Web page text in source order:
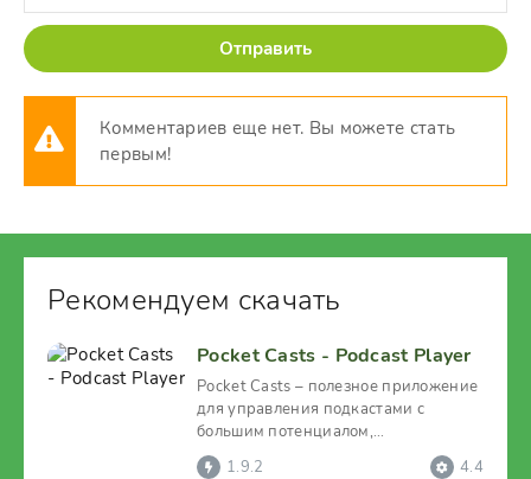
Отправить
Комментариев еще нет. Вы можете стать
первым!
Рекомендуем скачать
Pocket Casts - Podcast Player
Pocket Casts – полезное приложение
для управления подкастами с
большим потенциалом,
возможностями, доступностью
1.9.2 4.4